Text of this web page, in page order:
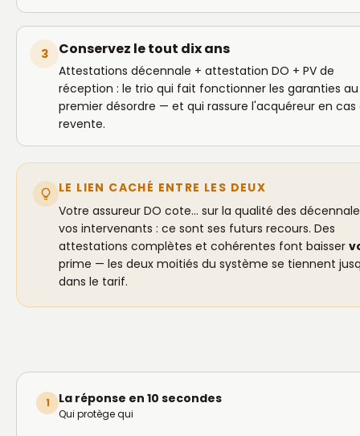
3 Conservez le tout dix ans
Attestations décennale + attestation DO + PV de
réception : le trio qui fait fonctionner les garanties au
premier désordre — et qui rassure l'acquéreur en cas
revente.
LE LIEN CACHÉ ENTRE LES DEUX
Votre assureur DO cote… sur la qualité des
vos intervenants : ce sont ses futurs recours. Des
attestations complètes et cohérentes font baisser
prime — les deux moitiés du système se tiennent
dans le tarif.
1 La réponse en 10 secondes
Qui protège qui